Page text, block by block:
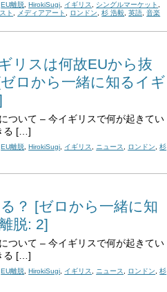
EU離脱, HirokiSugi, イギリス, シングルマーケット ,
ト , メディアアート , ロンドン,杉 浩毅,英語,音楽
リスは何故EUから抜
ロから一緒に知るイギ
ついて – 今イギリスで何が起きてい
る […]
EU離脱, HirokiSugi, イギリス, ニュース, ロンドン,杉
？ [ゼロから一緒に知
脱: 2]
ついて – 今イギリスで何が起きてい
る […]
EU離脱, HirokiSugi, イギリス, ニュース, ロンドン,杉